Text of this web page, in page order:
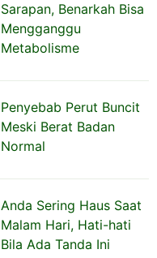
Sarapan, Benarkah Bisa
Mengganggu
Metabolisme
Penyebab Perut Buncit
Meski Berat Badan
Normal
Anda Sering Haus Saat
Malam Hari, Hati-hati
Bila Ada Tanda Ini